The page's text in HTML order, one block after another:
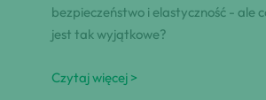
bezpieczeństwo i elastyczność - ale
jest tak wyjątkowe?
Czytaj więcej >